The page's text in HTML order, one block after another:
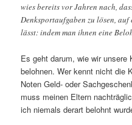
wies bereits vor Jahren nach,
Denksportaufgaben zu lösen, auf
lässt: indem man ihnen eine
Es geht darum, wie wir
belohnen. Wer kennt nicht die
Noten Geld- oder
muss meinen Eltern
ich niemals derart belohnt